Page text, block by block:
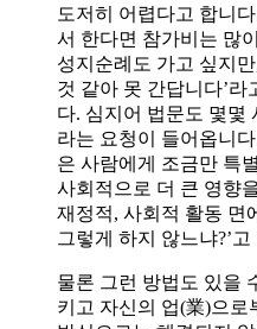
도저히 어렵다고 합니
서 한다면 참가비는 많
성지순례도 가고 싶지
것 같아 못 간답니다’라
다. 심지어 법문도 몇몇
라는 요청이 들어옵니
은 사람에게 조금만 특
사회적으로 더 큰 영향
재정적, 사회적 활동 면
그렇게 하지 않느냐?’
물론 그런 방법도 있을
키고 자신의 업(業)으로